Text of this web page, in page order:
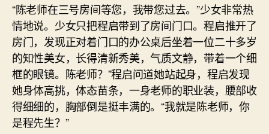
“陈老师在三号房间等您，我带您过去。”少女非常热
情地说。少女只把程启带到了房间门口。程启推开了
房门，发现正对着门口的办公桌后坐着一位二十多岁
的知性美女，长得清新秀美，气质文静，带着一个细
框的眼镜。陈老师？”程启问道她站起身，程启发现
她身体高挑，体态苗条，一身老师的职业装，腰部收
得细细的，胸部倒是挺丰满的。“我就是陈老师，你
是程先生？”